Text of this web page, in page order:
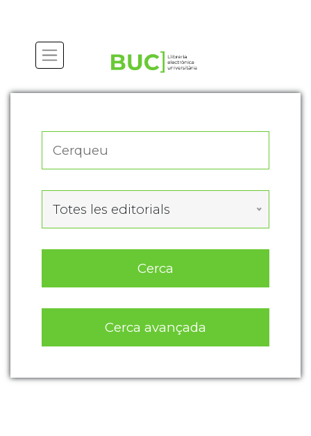
Totes les editorials
Cerca
Cerca avançada